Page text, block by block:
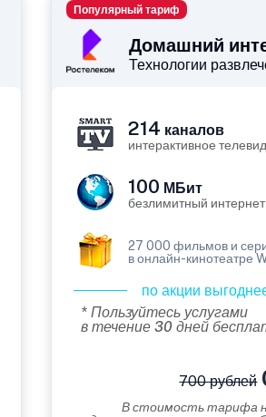
Домашний
Технологии
Популярный тариф
214 каналов
интерактивное
100 МБит
безлимитный интернет
27 000 фильмов и
в онлайн-кинотеатре
по акции
* Пользуйтесь услугами
в течение 30 дней
700 рублей
В стоимость тарифа